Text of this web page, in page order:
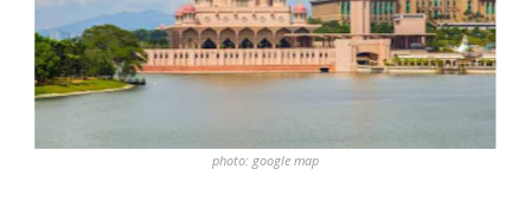
photo: google map